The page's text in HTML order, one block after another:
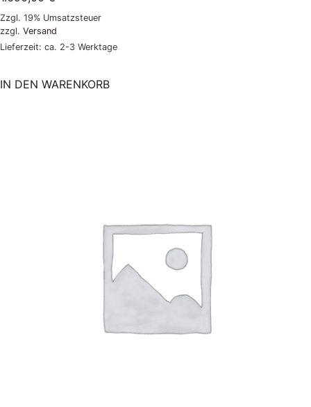
Zzgl. 19% Umsatzsteuer
zzgl. Versand
Lieferzeit: ca. 2-3 Werktage
IN DEN WARENKORB